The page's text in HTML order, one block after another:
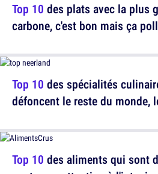
Top 10 des plats avec la plus
carbone, c'est bon mais ça
Top 10 des aliments qui sont
Top 10 des spécialités
défoncent le reste du monde,